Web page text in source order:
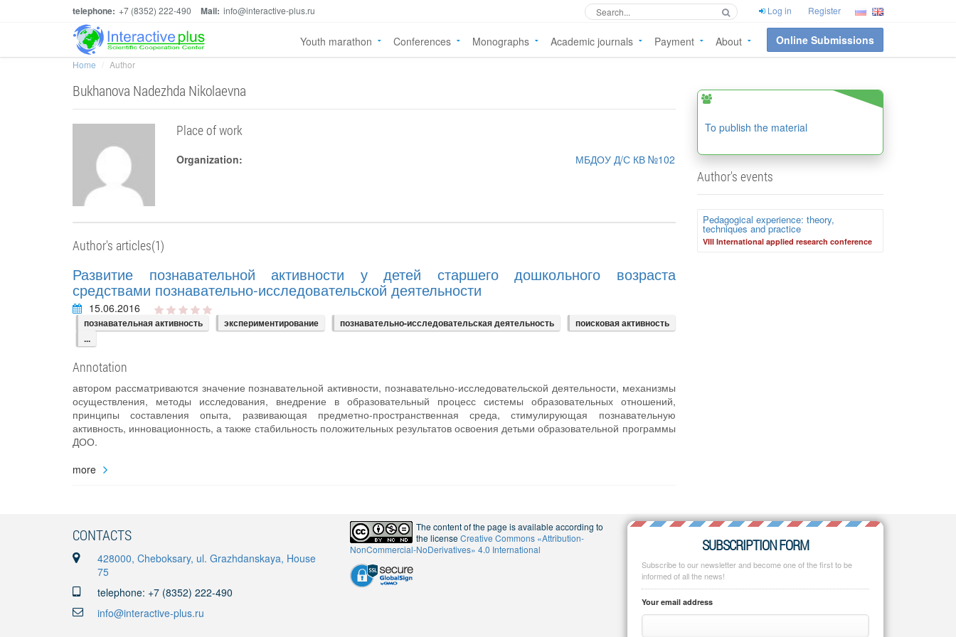
telephone: +7 (8352) 222-490 Mail: info@interactive-plus.ru Log in Register
Youth marathon Conferences Monographs Academic journals Payment About Online Submissions
Home Author
Bukhanova Nadezhda Nikolaevna
Place of work
Organization: МБДОУ Д/С КВ №102
Author's articles(1)
Развитие познавательной активности у детей старшего дошкольного возраста
средствами познавательно-исследовательской деятельности
15.06.2016
познавательная активность экспериментирование познавательно-исследовательская деятельность
поисковая активность
...
Annotation
автором рассматриваются значение познавательной активности, познавательно-исследовательской деятельности, механизмы
осуществления, методы исследования, внедрение в образовательный процесс системы образовательных отношений,
принципы составления опыта, развивающая предметно-пространственная среда, стимулирующая познавательную
активность, инновационность, а также стабильность положительных результатов освоения детьми образовательной программы
ДОО.
more
To publish the material
Author's events
Pedagogical experience: theory,
techniques and practice
VIII International applied research conference
CONTACTS
428000, Cheboksary, ul. Grazhdanskaya, House
75
telephone: +7 (8352) 222-490
info@interactive-plus.ru
The content of the page is available according to
the licenseCreative Commons «Attribution-
NonCommercial-NoDerivatives» 4.0 International
SUBSCRIPTION FORM
Subscribe to our newsletter and become one of the first to be
informed of all the news!
Your email address